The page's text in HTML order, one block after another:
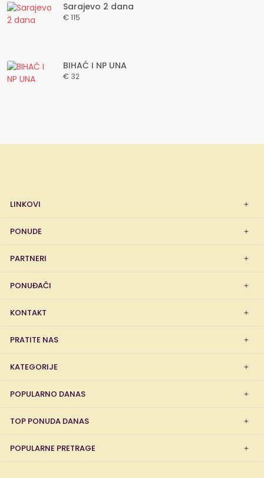
Sarajevo 2 dana
€ 115
BIHAĆ I NP UNA
€ 32
LINKOVI
PONUDE
PARTNERI
PONUĐAČI
KONTAKT
PRATITE NAS
KATEGORIJE
POPULARNO DANAS
TOP PONUDA DANAS
POPULARNE PRETRAGE